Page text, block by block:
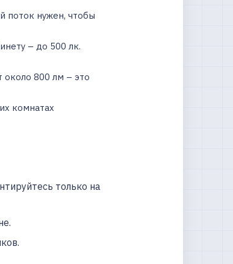
поток нужен, чтобы
– до 500 лк.
800 лм – это
комнатах
только на